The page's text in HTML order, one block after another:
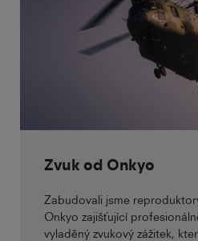
Zvuk od Onkyo
Zabudovali jsme
Onkyo zajišťující
vyladěný zvukový zážitek,